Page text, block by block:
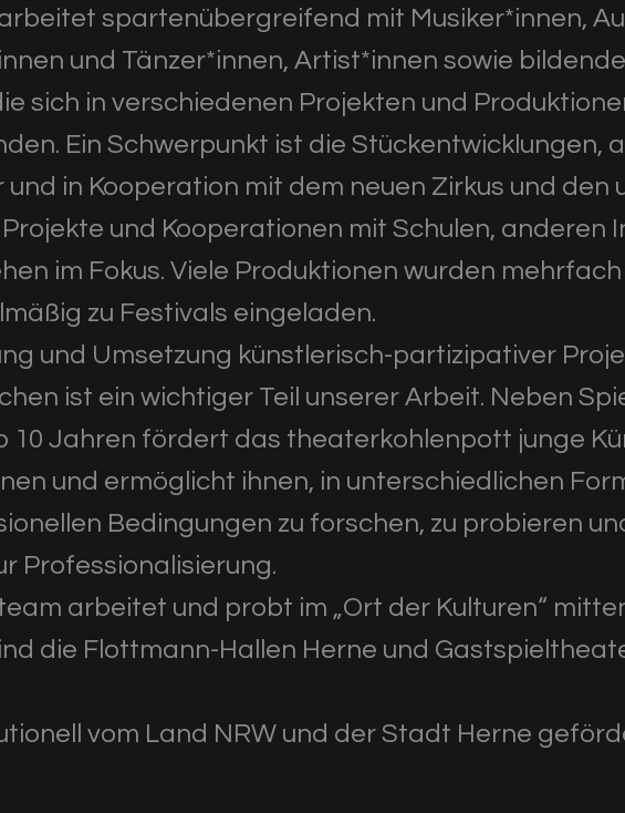
arbeitet spartenübergreifend mit Musiker*innen,
und Tänzer*innen, Artist*innen sowie
sich in verschiedenen Projekten und
Ein Schwerpunkt ist die Stückentwicklungen,
in Kooperation mit dem neuen Zirkus und den
und Kooperationen mit Schulen, anderen
im Fokus. Viele Produktionen wurden
zu Festivals eingeladen.
und Umsetzung künstlerisch-partizipativer
ist ein wichtiger Teil unserer Arbeit. Neben
10 Jahren fördert das theaterkohlenpott junge
und ermöglicht ihnen, in unterschiedlichen
Bedingungen zu forschen, zu probieren
Professionalisierung.
arbeitet und probt im „Ort der Kulturen“
die Flottmann-Hallen Herne und
vom Land NRW und der Stadt Herne